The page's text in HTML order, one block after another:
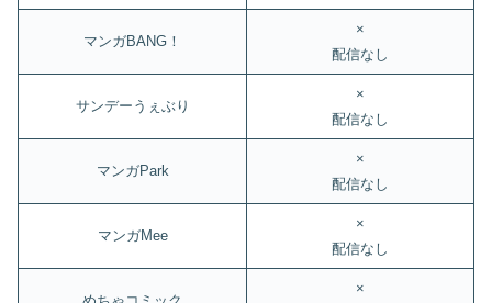
マンガBANG！
×
配信なし
サンデーうぇぶり
×
配信なし
マンガPark
×
配信なし
マンガMee
×
配信なし
×